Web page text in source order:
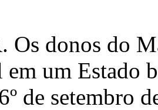
Os donos do
em um Estado
de setembro